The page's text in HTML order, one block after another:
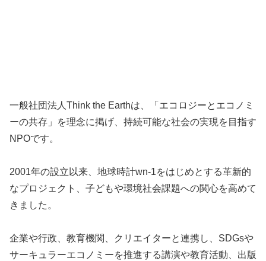
一般社団法人Think the Earthは、「エコロジーとエコノミ
ーの共存」を理念に掲げ、持続可能な社会の実現を目指す
NPOです。
2001年の設立以来、地球時計wn-1をはじめとする革新的
なプロジェクト、子どもや環境社会課題への関心を高めて
きました。
企業や行政、教育機関、クリエイターと連携し、SDGsや
サーキュラーエコノミーを推進する講演や教育活動、出版